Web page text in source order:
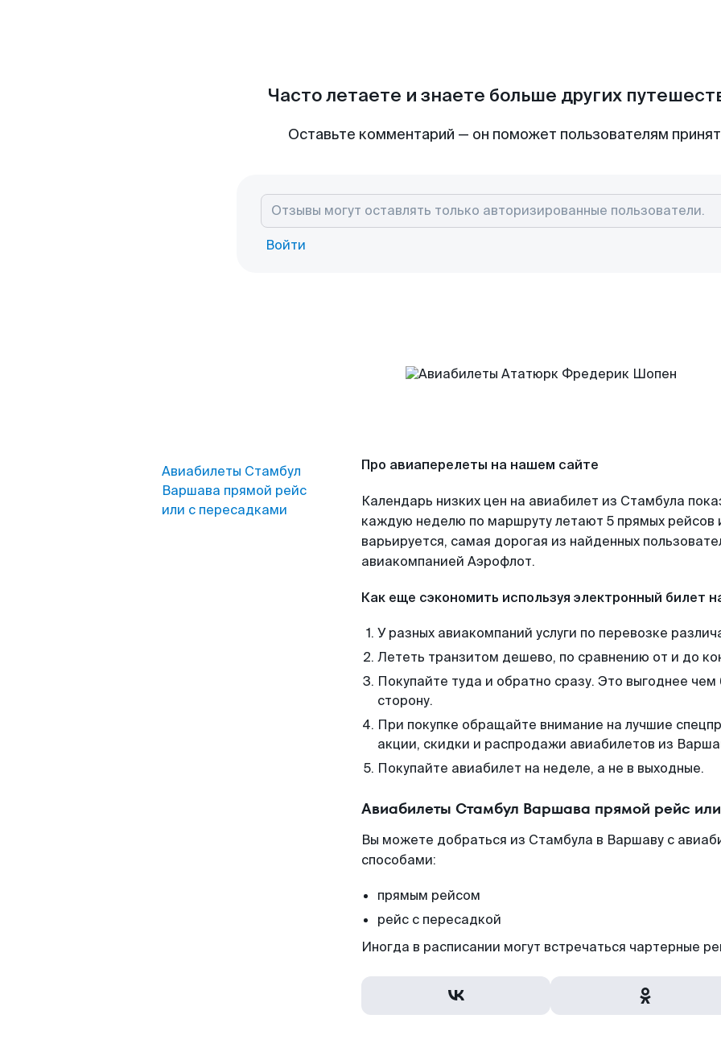
Часто летаете и знаете больше других
Оставьте комментарий — он поможет пользователям
Войти
Авиабилеты Стамбул
Варшава прямой рейс
или с пересадками
Про авиаперелеты на нашем сайте
Календарь низких цен на авиабилет из Стамбула
каждую неделю по маршруту летают 5 прямых рейсов
варьируется, самая дорогая из найденных
авиакомпанией Аэрофлот.
Как еще сэкономить используя электронный билет
У разных авиакомпаний услуги по перевозке
Лететь транзитом дешево, по сравнению от и до
Покупайте туда и обратно сразу. Это выгоднее
сторону.
При покупке обращайте внимание на лучшие
акции, скидки и распродажи авиабилетов из
Покупайте авиабилет на неделе, а не в выходные.
Авиабилеты Стамбул Варшава прямой рейс
Вы можете добраться из Стамбула в Варшаву с
способами:
прямым рейсом
рейс с пересадкой
Иногда в расписании могут встречаться чартерные